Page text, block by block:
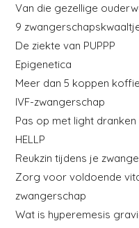
Van die gezellige
9
De ziekte van PUPPP
Epigenetica
Meer dan 5 koppen
IVF-zwangerschap
Pas op met light
HELLP
Reukzin tijdens je
Zorg voor voldoende
zwangerschap
Wat is hyperemesis